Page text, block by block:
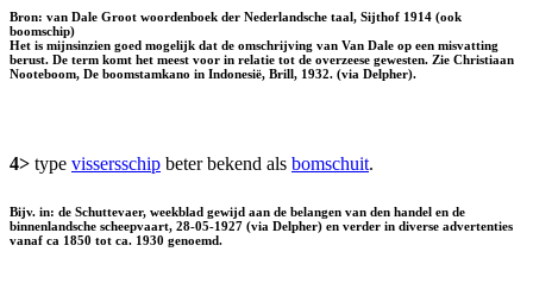
Bron: van Dale Groot woordenboek der Nederlandsche taal, Sijthof 1914 (ook
boomschip)
Het is mijnsinzien goed mogelijk dat de omschrijving van Van Dale op een misvatting
berust. De term komt het meest voor in relatie tot de overzeese gewesten. Zie Christiaan
Nooteboom, De boomstamkano in Indonesië, Brill, 1932. (via Delpher).
4> type vissersschip beter bekend als bomschuit.
Bijv. in: de Schuttevaer, weekblad gewijd aan de belangen van den handel en de
binnenlandsche scheepvaart, 28-05-1927 (via Delpher) en verder in diverse advertenties
vanaf ca 1850 tot ca. 1930 genoemd.